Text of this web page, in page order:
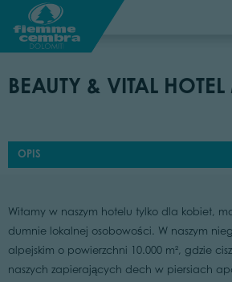
BEAUTY & VITAL
OPIS
Witamy w naszym hotelu tylko dla kobiet,
dumnie lokalnej osobowości. W naszym
alpejskim o powierzchni 10.000 m², gdzie
naszych zapierających dech w piersiach